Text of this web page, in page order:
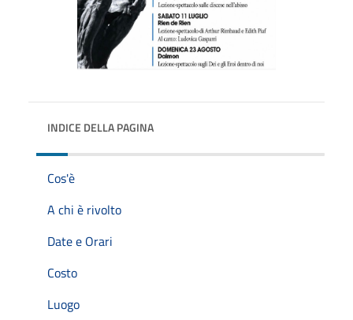
INDICE DELLA PAGINA
Cos'è
A chi è rivolto
Date e Orari
Costo
Luogo